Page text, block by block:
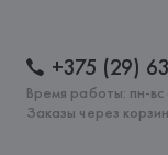
+375 (29)
Время работы: пн-
Заказы через